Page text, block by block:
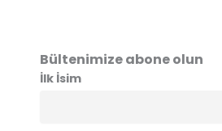
Bültenimize abone olun
İlk İsim